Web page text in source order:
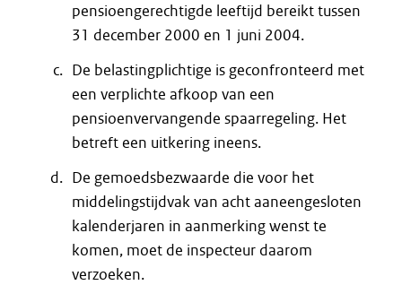
pensioengerechtigde leeftijd bereikt tussen
31 december 2000 en 1 juni 2004.
De belastingplichtige is geconfronteerd met
een verplichte afkoop van een
pensioenvervangende spaarregeling. Het
betreft een uitkering ineens.
De gemoedsbezwaarde die voor het
middelingstijdvak van acht aaneengesloten
kalenderjaren in aanmerking wenst te
komen, moet de inspecteur daarom
verzoeken.